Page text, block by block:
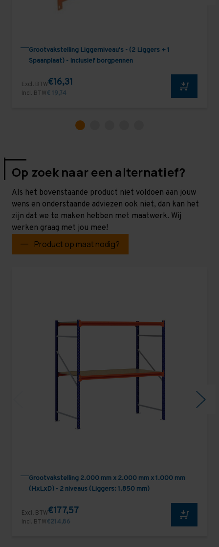
Grootvakstelling Liggerniveau's - (2 Liggers + 1
Spaanplaat) - Inclusief borgpennen
Excl. BTW€16,31
Incl. BTW€ 19,74
Op zoek naar een alternatief?
Als het bovenstaande product niet voldoen aan jouw
wens en onderstaande adviezen ook niet, dan kan het
zijn dat we te maken hebben met maatwerk. Wij
werken graag met jou mee!
Product op maat nodig?
Grootvakstelling 2.000 mm x 2.000 mm x 1.000 mm
(HxLxD) - 2 niveaus (Liggers: 1.850 mm)
Excl. BTW€177,57
Incl. BTW€214,86